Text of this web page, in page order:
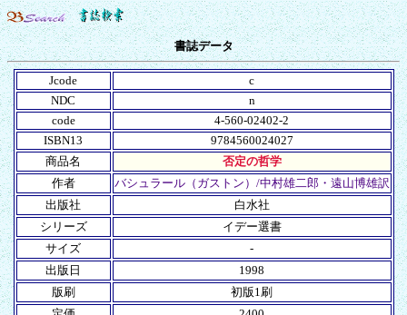
書誌データ
Jcode
c
NDC
n
code
4-560-02402-2
ISBN13
9784560024027
商品名
否定の哲学
作者
バシュラール（ガストン）/中村雄二郎・遠山博雄訳
出版社
白水社
シリーズ
イデー選書
サイズ
-
出版日
1998
版刷
初版1刷